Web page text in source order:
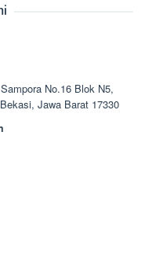
No.16 Blok N5,
Jawa Barat 17330